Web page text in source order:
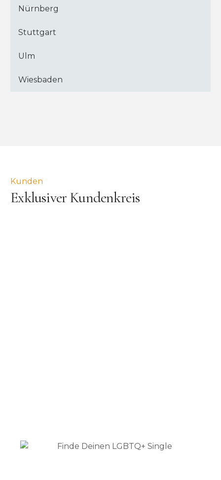
Nürnberg
Stuttgart
Ulm
Wiesbaden
Kunden
Exklusiver Kundenkreis